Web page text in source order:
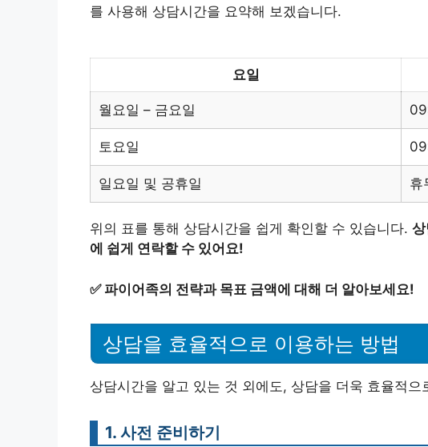
를 사용해 상담시간을 요약해 보겠습니다.
요일
월요일 – 금요일
토요일
일요일 및 공휴일 휴
위의 표를 통해 상담시간을 쉽게 확인할 수 있습니다.
에 쉽게 연락할 수 있어요!
✅ 파이어족의 전략과 목표 금액에 대해 더 알아보세요!
상담을 효율적으로 이용하는 방법
상담시간을 알고 있는 것 외에도, 상담을 더욱 효율적
1. 사전 준비하기